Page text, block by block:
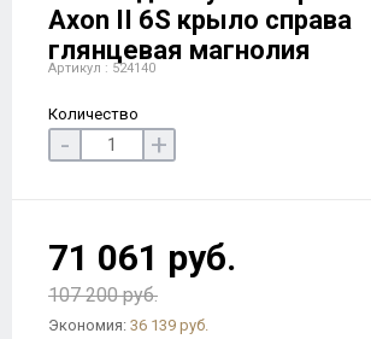
Axon II 6S крыло справа
глянцевая магнолия
Артикул : 524140
Количество
- +
71 061 руб.
107 200 руб.
Экономия: 36 139 руб.